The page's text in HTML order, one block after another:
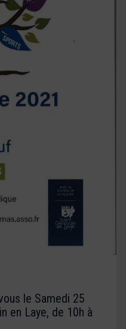
le Samedi 25
en Laye, de 10h à